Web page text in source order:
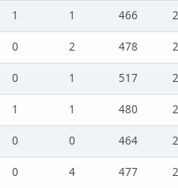
1 1 466
0 2 478
0 1 517
1 1 480
0 0 464
0 4 477